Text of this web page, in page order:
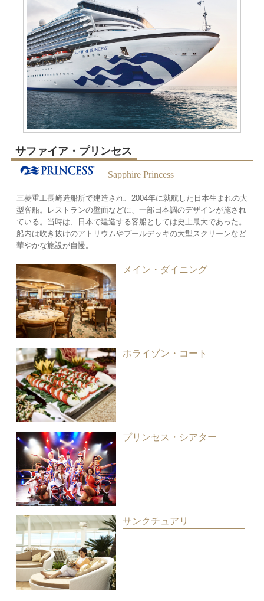
サファイア・プリンセス
Sapphire Princess
三菱重工長崎造船所で建造され、2004年に就航した日本生まれの大
型客船。レストランの壁面などに、一部日本調のデザインが施され
ている。当時は、日本で建造する客船としては史上最大であった。
船内は吹き抜けのアトリウムやプールデッキの大型スクリーンなど
華やかな施設が自慢。
メイン・ダイニング
ホライゾン・コート
プリンセス・シアター
サンクチュアリ